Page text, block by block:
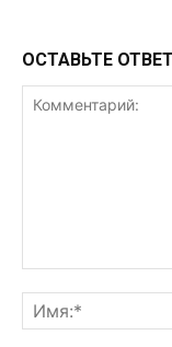
ОСТАВЬТЕ ОТВЕТ